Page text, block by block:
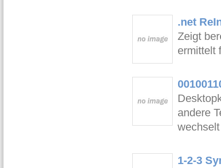
.net
Zeigt
ermittelt
andere
1-2-3